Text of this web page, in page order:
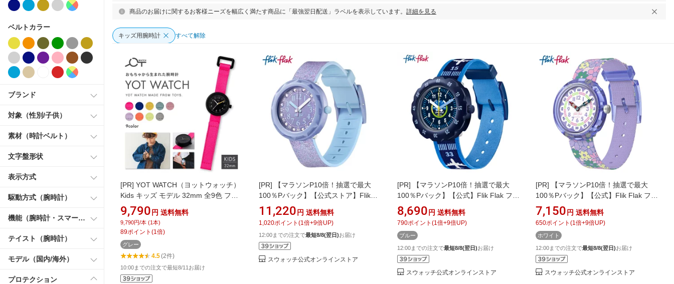
ベルトカラー
ブランド
対象（性別/子供）
素材（時計ベルト）
文字盤形状
表示方式
駆動方式（腕時計）
機能（腕時計・スマートウォッチ）
テイスト（腕時計）
モデル（国内/海外）
プロテクション
商品のお届けに関するお客様ニーズを幅広く満たす商品に「最強翌日配送」ラベルを表示しています。 詳細を見る
キッズ用腕時計 すべて解除
[PR] YOT WATCH（ヨットウォッチ）
Kids キッズ モデル 32mm 全9色 ファ
ーストウォッチ 日本製ムーブメント
女の子 男の子 親子 お揃い 勉強 小学生
リサイクル素材 キッズウォッチ 初め
ての時計 時間の読み方 勉強
9,790 円 送料無料
9,790円/本 (1本)
89ポイント (1倍)
グレー
4.5(2件)
10:00までの注文で最短8/11お届け
[PR]
【マラソンP10倍！抽選で最大
100％Pバック】【公式ストア】Flik
Flak フリックフラック LILAXUS リラ
クサス FCSP102Swatch(スウォッチ)
Power Time(パワー・タイム) 【送料無
料】(素材)ベルト：シリコン ケース：
プラスティック
11,220 円 送料無料
1,020ポイント (1倍+9倍UP)
12:00までの注文で最短8/8(翌日)お届け
スウォッチ公式オンラインストア
[PR]
【マラソンP10倍！抽選で最大
100％Pバック】【公式】Flik Flak フリ
ックフラック TAKE OFF テイク・オフ
FPSP068 Swatch(スウォッチ) キッズ
腕時計 男の子 ブルー アナログ クオー
ツ 3気圧防水
8,690 円 送料無料
790ポイント (1倍+9倍UP)
ブルー
12:00までの注文で最短8/8(翌日)お届け
スウォッチ公式オンラインストア
[PR]
【マラソンP10倍！抽選で最大
100％Pバック】【公式】Flik Flak フリ
ックフラック FLOWER FIELDS フラ
ワー フィールズ FBNP240 Swatch(ス
ウォッチ) キッズ 腕時計 女の子 かわ
いい パープル アナログ クオーツ 3気
圧防水
7,150 円 送料無料
650ポイント (1倍+9倍UP)
ホワイト
12:00までの注文で最短8/8(翌日)お届け
スウォッチ公式オンラインストア